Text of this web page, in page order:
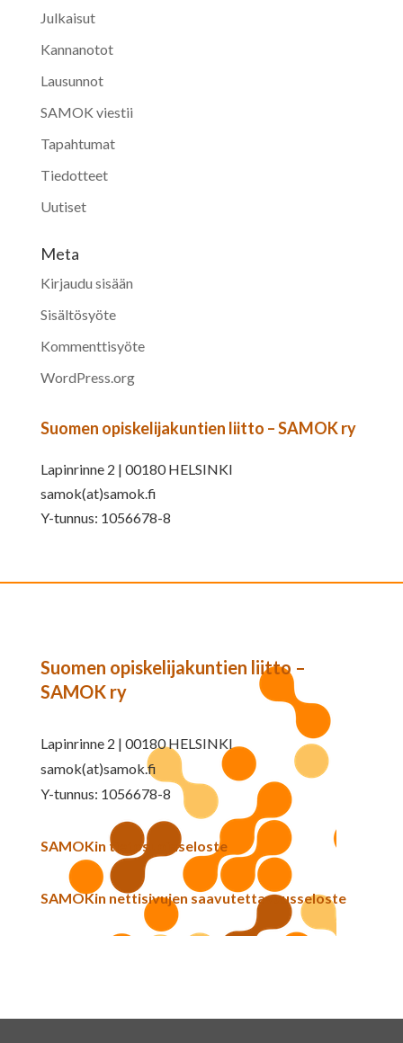
Julkaisut
Kannanotot
Lausunnot
SAMOK viestii
Tapahtumat
Tiedotteet
Uutiset
Meta
Kirjaudu sisään
Sisältösyöte
Kommenttisyöte
WordPress.org
Suomen opiskelijakuntien liitto – SAMOK ry
Lapinrinne 2 | 00180 HELSINKI
samok(at)samok.fi
Y-tunnus: 1056678-8
Suomen opiskelijakuntien liitto –
SAMOK ry
Lapinrinne 2 | 00180 HELSINKI
samok(at)samok.fi
Y-tunnus: 1056678-8
SAMOKin tietosuojaseloste
SAMOKin nettisivujen saavutettavuusseloste